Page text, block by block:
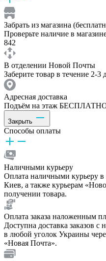
Забрать из магазина
Проверьте наличие в
842
В отделении Новой Почты
Заберите товар в течение 2-3
Адресная доставка
Подъём на этаж
Закрыть
Способы оплаты
Наличными курьеру
Оплата наличными курьеру в
Киев, а также курьерам
получении товара.
Оплата заказа наложенным
Доступна доставка заказов
в любой уголок Украины
«Новая Почта».